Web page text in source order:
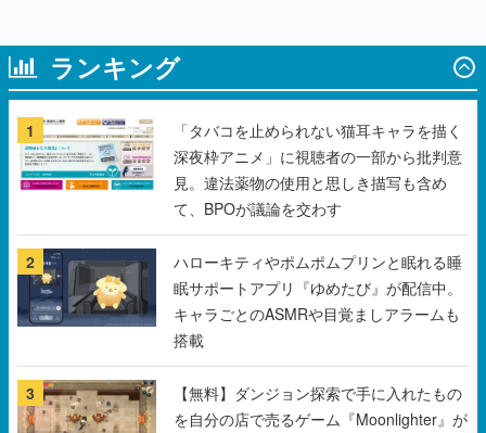
ランキング
1
「タバコを止められない猫耳キャラを描く
深夜枠アニメ」に視聴者の一部から批判意
見。違法薬物の使用と思しき描写も含め
て、BPOが議論を交わす
2
ハローキティやポムポムプリンと眠れる睡
眠サポートアプリ『ゆめたび』が配信中。
キャラごとのASMRや目覚ましアラームも
搭載
3
【無料】ダンジョン探索で手に入れたもの
を自分の店で売るゲーム『Moonlighter』が